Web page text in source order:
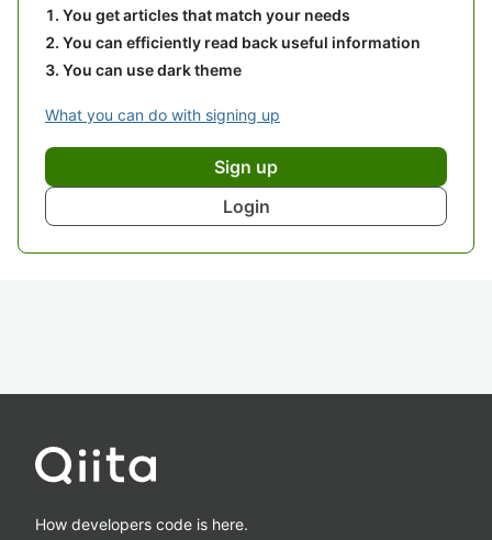
You get articles that match your needs
You can efficiently read back useful information
You can use dark theme
What you can do with signing up
Sign up
Login
How developers code is here.